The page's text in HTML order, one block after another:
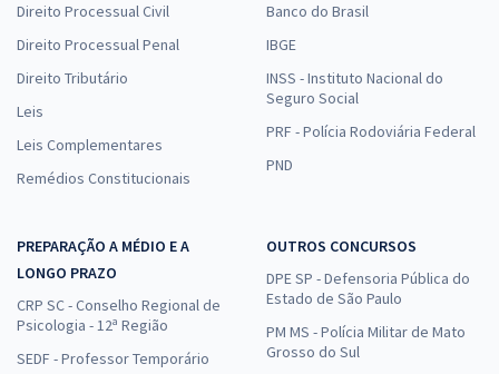
Direito Processual Civil
Direito Processual Penal
Direito Tributário
Leis
Leis Complementares
Remédios Constitucionais
Banco do Brasil
IBGE
INSS - Instituto Nacional do
Seguro Social
PRF - Polícia Rodoviária Federal
PND
PREPARAÇÃO A MÉDIO E A
LONGO PRAZO
CRP SC - Conselho Regional de
Psicologia - 12ª Região
SEDF - Professor Temporário
OUTROS CONCURSOS
DPE SP - Defensoria Pública do
Estado de São Paulo
PM MS - Polícia Militar de Mato
Grosso do Sul